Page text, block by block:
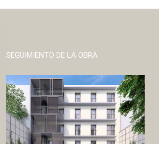
SEGUIMIENTO DE LA OBRA